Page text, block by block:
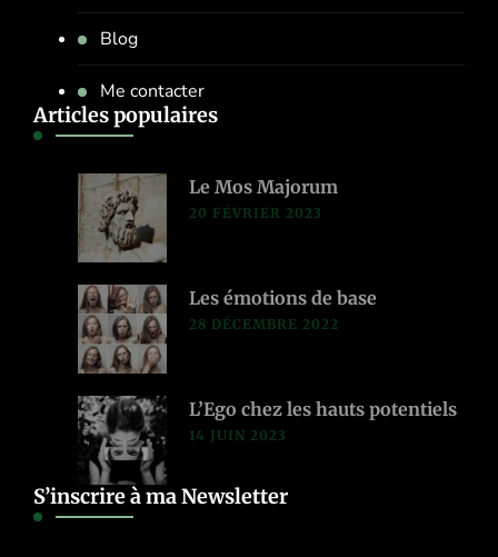
Blog
Me contacter
Articles populaires
Le Mos Majorum
20 FÉVRIER 2023
Les émotions de base
28 DÉCEMBRE 2022
L’Ego chez les hauts potentiels
14 JUIN 2023
S’inscrire à ma Newsletter